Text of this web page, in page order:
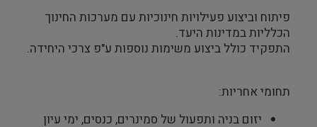
פיתוח וביצוע פעילויות חינוכיות עם מערכות החינוך
הכלליות במדינות היעד.
התפקיד כולל ביצוע משימות נוספות ע"פ צרכי היחידה.
תחומי אחריות:
יזום בניה ותפעול של סמינרים, כנסים, ימי עיון